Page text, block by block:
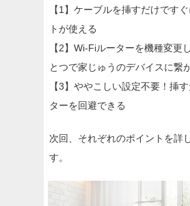
【1】ケーブルを挿すだけです
トが使える
【2】Wi-Fiルーターを機種変更
とつで家じゅうのデバイスに繋
【3】ややこしい設定不要！挿
ターを回避できる
次回、それぞれのポイントを詳
す。